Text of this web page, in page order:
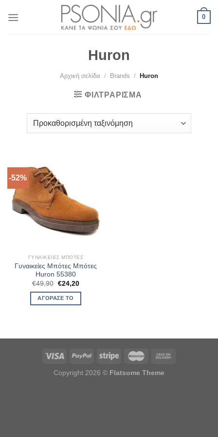
0
Huron
Αρχική σελίδα / Brands / Huron
ΦΙΛΤΡΆΡΙΣΜΑ
-52%
ΓΥΝΑΙΚΕΊΕΣ ΜΠΌΤΕΣ
Γυναικείες Μπότες Μπότες
Huron 55380
€49,90 Original
price
was:
€49,90.
€24,20Η
ΑΓΌΡΑΣΈ ΤΟ
Copyright 2026 © Flatsome Theme